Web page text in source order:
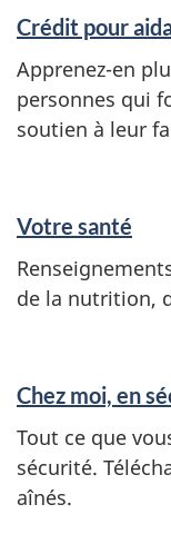
Crédit pour
Apprenez-en
personnes qui
soutien à leur
Votre santé
de la nutrition,
Chez moi, en
Tout ce que
sécurité.
aînés.